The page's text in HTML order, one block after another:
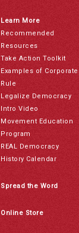
Learn More
Recommended
Resources
Take Action Toolkit
Examples of Corporate
Rule
Legalize Democracy
Intro Video
Movement Education
Program
REAL Democracy
History Calendar
Spread the Word
Online Store